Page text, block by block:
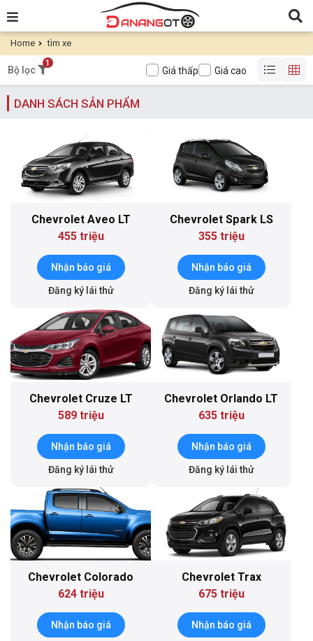
Home tìm xe
Bộ lọc
1
Giá thấp Giá cao
DANH SÁCH SẢN PHẨM
Chevrolet Aveo LT
455 triệu
Nhận báo giá
Đăng ký lái thử
Chevrolet Spark LS
355 triệu
Nhận báo giá
Đăng ký lái thử
Chevrolet Cruze LT
589 triệu
Nhận báo giá
Đăng ký lái thử
Chevrolet Orlando LT
635 triệu
Nhận báo giá
Đăng ký lái thử
Chevrolet Colorado
624 triệu
Nhận báo giá
Chevrolet Trax
675 triệu
Nhận báo giá